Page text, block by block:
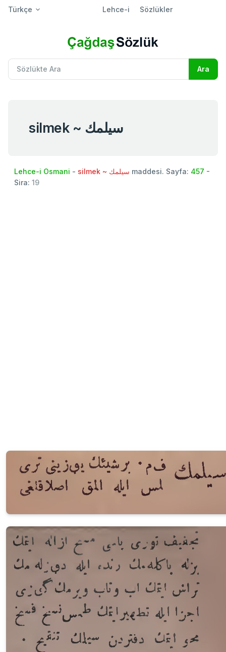
Türkçe Lehce-i Sözlükler
silmek ~ سيلمك
Lehce-i Osmani - silmek ~ سيلمك maddesi. Sayfa: 457 -
Sira: 19